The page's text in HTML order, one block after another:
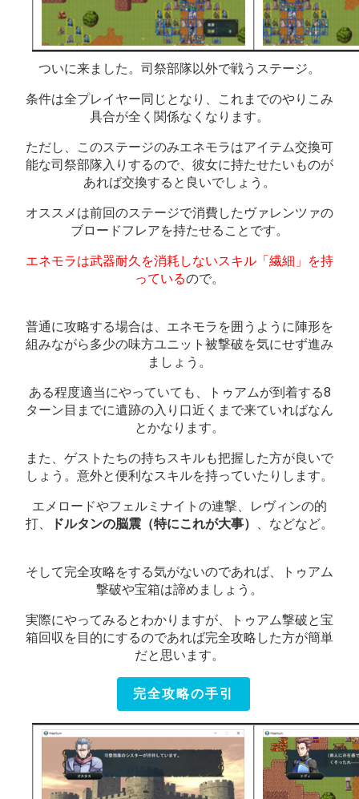
魔
士
左
1
右
1
1
親
隊
左 0
1
右
0 0
閉じる
ついに来ました。司祭部隊以外で戦うステージ。
条件は全プレイヤー同じとなり、これまでのやりこみ
具合が全く関係なくなります。
ただし、このステージのみエネモラはアイテム交換可
能な司祭部隊入りするので、彼女に持たせたいものが
あれば交換すると良いでしょう。
オススメは前回のステージで消費したヴァレンツァの
ブロードフレアを持たせることです。
エネモラは武器耐久を消耗しないスキル「繊細」を持
っているので。
普通に攻略する場合は、エネモラを囲うように陣形を
組みながら多少の味方ユニット被撃破を気にせず進み
ましょう。
ある程度適当にやっていても、トゥアムが到着する8
ターン目までに遺跡の入り口近くまで来ていればなん
とかなります。
また、ゲストたちの持ちスキルも把握した方が良いで
しょう。意外と便利なスキルを持っていたりします。
エメロードやフェルミナイトの連撃、レヴィンの的
打、
ドルタンの脳震（特にこれが大事） 、などなど。
そして完全攻略をする気がないのであれば、トゥアム
撃破や宝箱は諦めましょう。
実際にやってみるとわかりますが、トゥアム撃破と宝
箱回収を目的にするのであれば完全攻略した方が簡単
だと思います。
完全攻略の手引
さて、頼りにな
い、驚異的な回
はいない、大魔
い。